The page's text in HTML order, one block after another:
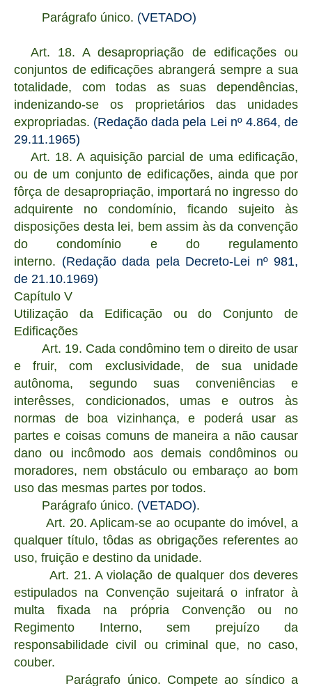
Parágrafo único. (VETADO)
Art. 18. A desapropriação de edificações ou
conjuntos de edificações abrangerá sempre a sua
totalidade, com todas as suas dependências,
indenizando-se os proprietários das unidades
expropriadas. (Redação dada pela Lei nº 4.864, de
29.11.1965)
Art. 18. A aquisição parcial de uma edificação,
ou de um conjunto de edificações, ainda que por
fôrça de desapropriação, importará no ingresso do
adquirente no condomínio, ficando sujeito às
disposições desta lei, bem assim às da convenção
do condomínio e do regulamento
interno. (Redação dada pela Decreto-Lei nº 981,
de 21.10.1969)
Capítulo V
Utilização da Edificação ou do Conjunto de
Edificações
Art. 19. Cada condômino tem o direito de usar
e fruir, com exclusividade, de sua unidade
autônoma, segundo suas conveniências e
interêsses, condicionados, umas e outros às
normas de boa vizinhança, e poderá usar as
partes e coisas comuns de maneira a não causar
dano ou incômodo aos demais condôminos ou
moradores, nem obstáculo ou embaraço ao bom
uso das mesmas partes por todos.
Parágrafo único. (VETADO).
Art. 20. Aplicam-se ao ocupante do imóvel, a
qualquer título, tôdas as obrigações referentes ao
uso, fruição e destino da unidade.
Art. 21. A violação de qualquer dos deveres
estipulados na Convenção sujeitará o infrator à
multa fixada na própria Convenção ou no
Regimento Interno, sem prejuízo da
responsabilidade civil ou criminal que, no caso,
couber.
Parágrafo único. Compete ao síndico a